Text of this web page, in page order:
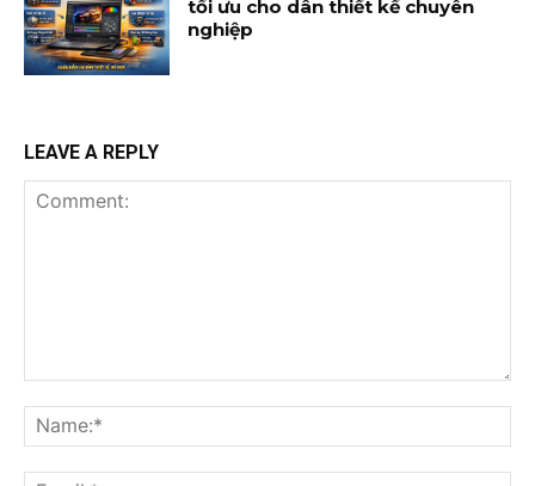
tối ưu cho dân thiết kế chuyên
nghiệp
LEAVE A REPLY